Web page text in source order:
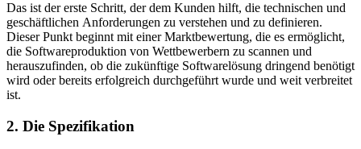
Das ist der erste Schritt, der dem Kunden hilft, die technischen und
geschäftlichen Anforderungen zu verstehen und zu definieren.
Dieser Punkt beginnt mit einer Marktbewertung, die es ermöglicht,
die Softwareproduktion von Wettbewerbern zu scannen und
herauszufinden, ob die zukünftige Softwarelösung dringend benötigt
wird oder bereits erfolgreich durchgeführt wurde und weit verbreitet
ist.
2. Die Spezifikation